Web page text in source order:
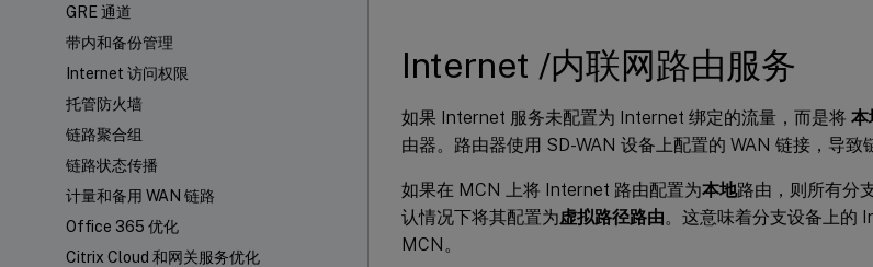
GRE 通道
带内和备份管理
Internet 访问权限
托管防火墙
链路聚合组
链路状态传播
计量和备用 WAN 链路
Office 365 优化
Citrix Cloud 和网关服务优化
Internet /内联网路由服务
如果 Internet 服务未配置为 Internet 绑定的流量，而是将 本
由器。路由器使用 SD-WAN 设备上配置的 WAN 链接，导致
如果在 MCN 上将 Internet 路由配置为本地路由，则所有分
认情况下将其配置为虚拟路径路由。这意味着分支设备上的
MCN。